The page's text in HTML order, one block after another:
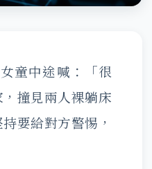
童中途喊：「很
撞見兩人裸躺床
要給對方警惕，